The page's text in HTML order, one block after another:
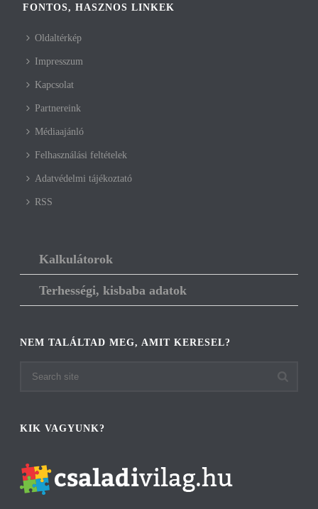
FONTOS, HASZNOS LINKEK
Oldaltérkép
Impresszum
Kapcsolat
Partnereink
Médiaajánló
Felhasználási feltételek
Adatvédelmi tájékoztató
RSS
Kalkulátorok
Terhességi, kisbaba adatok
NEM TALÁLTAD MEG, AMIT KERESEL?
KIK VAGYUNK?